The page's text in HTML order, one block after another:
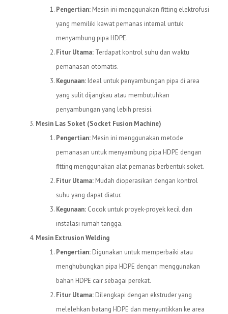
Pengertian: Mesin ini menggunakan fitting elektrofusi
yang memiliki kawat pemanas internal untuk
menyambung pipa HDPE.
Fitur Utama: Terdapat kontrol suhu dan waktu
pemanasan otomatis.
Kegunaan: Ideal untuk penyambungan pipa di area
yang sulit dijangkau atau membutuhkan
penyambungan yang lebih presisi.
Mesin Las Soket (Socket Fusion Machine)
Pengertian: Mesin ini menggunakan metode
pemanasan untuk menyambung pipa HDPE dengan
fitting menggunakan alat pemanas berbentuk soket.
Fitur Utama: Mudah dioperasikan dengan kontrol
suhu yang dapat diatur.
Kegunaan: Cocok untuk proyek-proyek kecil dan
instalasi rumah tangga.
Mesin Extrusion Welding
Pengertian: Digunakan untuk memperbaiki atau
menghubungkan pipa HDPE dengan menggunakan
bahan HDPE cair sebagai perekat.
Fitur Utama: Dilengkapi dengan ekstruder yang
melelehkan batang HDPE dan menyuntikkan ke area